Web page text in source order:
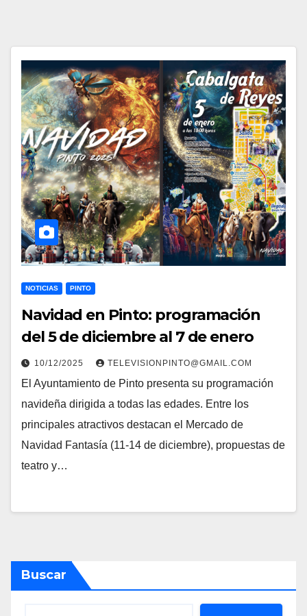
NOTICIAS PINTO
Navidad en Pinto: programación
del 5 de diciembre al 7 de enero
10/12/2025 TELEVISIONPINTO@GMAIL.COM
El Ayuntamiento de Pinto presenta su programación
navideña dirigida a todas las edades. Entre los
principales atractivos destacan el Mercado de
Navidad Fantasía (11-14 de diciembre), propuestas de
teatro y…
Buscar